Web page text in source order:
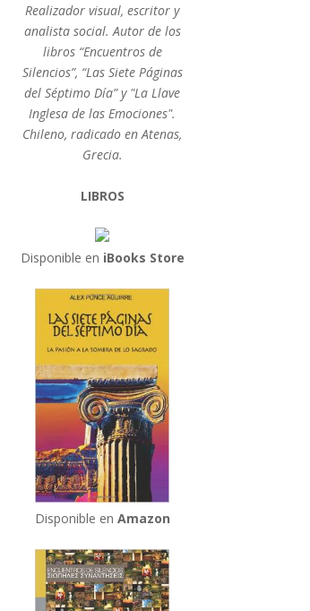
Realizador visual, escritor y
analista social. Autor de los
libros “Encuentros de
Silencios”, “Las Siete Páginas
del Séptimo Día” y "La Llave
Inglesa de las Emociones".
Chileno, radicado en Atenas,
Grecia.
LIBROS
Disponible en iBooks Store
Disponible en Amazon